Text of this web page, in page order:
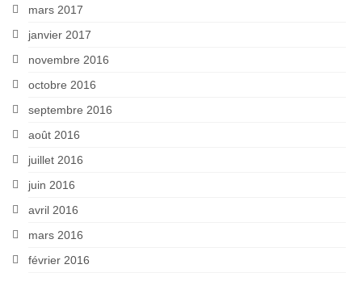
mars 2017
janvier 2017
novembre 2016
octobre 2016
septembre 2016
août 2016
juillet 2016
juin 2016
avril 2016
mars 2016
février 2016